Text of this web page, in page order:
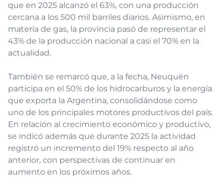
que en 2025 alcanzó el 63%, con una producción
cercana a los 500 mil barriles diarios. Asimismo, en
materia de gas, la provincia pasó de representar el
43% de la producción nacional a casi el 70% en la
actualidad.
También se remarcó que, a la fecha, Neuquén
participa en el 50% de los hidrocarburos y la energía
que exporta la Argentina, consolidándose como
uno de los principales motores productivos del país.
En relación al crecimiento económico y productivo,
se indicó además que durante 2025 la actividad
registró un incremento del 19% respecto al año
anterior, con perspectivas de continuar en
aumento en los próximos años.